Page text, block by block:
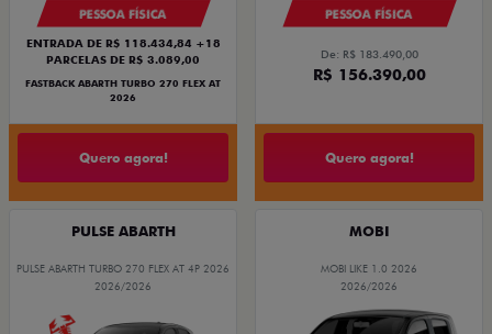
PESSOA FÍSICA
ENTRADA DE R$ 118.434,84 +18
PARCELAS DE R$ 3.089,00
FASTBACK ABARTH TURBO 270 FLEX AT
2026
Quero agora!
PESSOA FÍSICA
De: R$ 183.490,00
R$ 156.390,00
Quero agora!
PULSE ABARTH
PULSE ABARTH TURBO 270 FLEX AT 4P 2026
2026/2026
MOBI
MOBI LIKE 1.0 2026
2026/2026